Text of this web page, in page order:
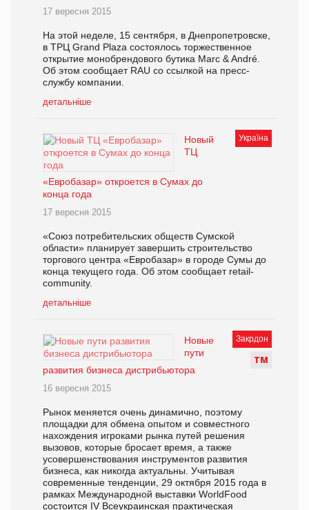
17 вересня 2015
На этой неделе, 15 сентября, в Днепропетровске,
в ТРЦ Grand Plaza состоялось торжественное
открытие монобрендового бутика Marc & André.
Об этом сообщает RAU со ссылкой на пресс-
службу компании.
детальніше
Україна
Новый
ТЦ
«Евробазар» откроется в Сумах до
конца года
17 вересня 2015
«Союз потребительских обществ Сумской
области» планирует завершить строительство
торгового центра «Евробазар» в городе Сумы до
конца текущего года. Об этом сообщает retail-
community.
детальніше
Закрдон
ТМ
Новые
пути
развития бизнеса дистрибьютора
16 вересня 2015
Рынок меняется очень динамично, поэтому
площадки для обмена опытом и совместного
нахождения игроками рынка путей решения
вызовов, которые бросает время, а также
усовершенствования инструментов развития
бизнеса, как никогда актуальны. Учитывая
современные тенденции, 29 октября 2015 года в
рамках Международной выставки WorldFood
состоится IV Всеукраинская практическая